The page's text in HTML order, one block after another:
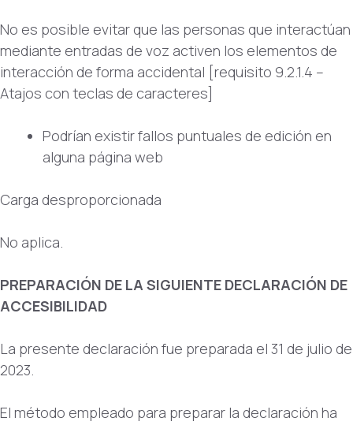
No es posible evitar que las personas que interactúan
mediante entradas de voz activen los elementos de
interacción de forma accidental [requisito 9.2.1.4 –
Atajos con teclas de caracteres]
Podrían existir fallos puntuales de edición en
alguna página web
Carga desproporcionada
No aplica.
PREPARACIÓN DE LA SIGUIENTE DECLARACIÓN DE
ACCESIBILIDAD
La presente declaración fue preparada el 31 de julio de
2023.
El método empleado para preparar la declaración ha